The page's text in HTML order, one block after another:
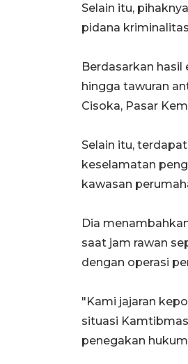
Selain itu,
pidana
Berdasarkan
hingga tawuran
Cisoka, Pasar
Selain itu,
keselamatan
kawasan
Dia
saat jam rawan
dengan operasi
"Kami jajaran
situasi
penegakan